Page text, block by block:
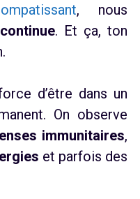
, nous
. Et ça, ton
d’être dans un
On observe
immunitaires,
et parfois des